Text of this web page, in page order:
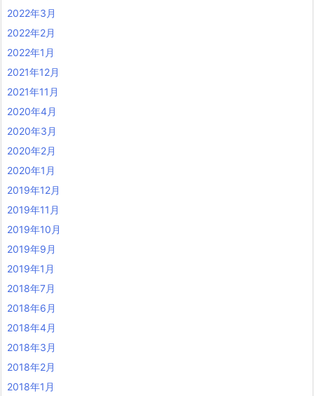
2022年3月
2022年2月
2022年1月
2021年12月
2021年11月
2020年4月
2020年3月
2020年2月
2020年1月
2019年12月
2019年11月
2019年10月
2019年9月
2019年1月
2018年7月
2018年6月
2018年4月
2018年3月
2018年2月
2018年1月